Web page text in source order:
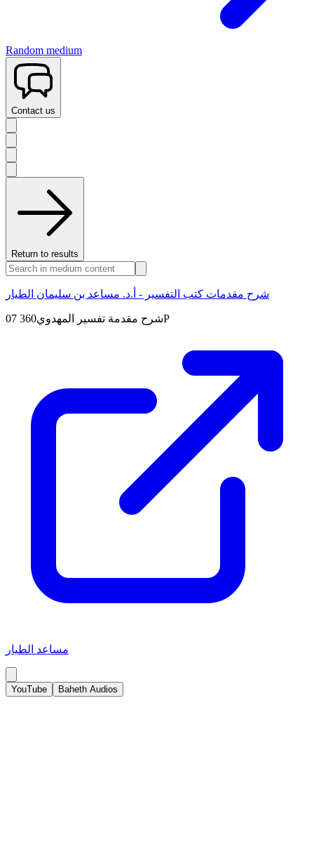
Random medium
Contact us
Return to results
شرح مقدمات كتب التفسير - أ.د. مساعد بن سليمان الطيار
07 شرح مقدمة تفسير المهدوي360P
مساعد الطيار
YouTube Baheth Audios